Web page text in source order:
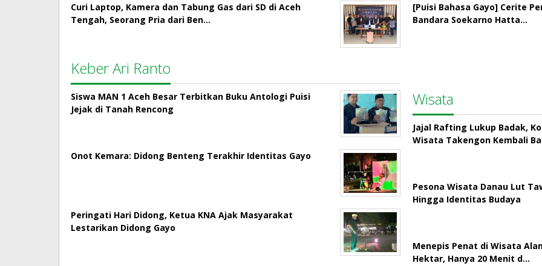
Curi Laptop, Kamera dan Tabung Gas dari SD di Aceh
Tengah, Seorang Pria dari Ben…
Keber Ari Ranto
Siswa MAN 1 Aceh Besar Terbitkan Buku Antologi Puisi
Jejak di Tanah Rencong
Onot Kemara: Didong Benteng Terakhir Identitas Gayo
Peringati Hari Didong, Ketua KNA Ajak Masyarakat
Lestarikan Didong Gayo
[Puisi Bahasa Gayo] Cerite
Bandara Soekarno Hatta…
Wisata
Jajal Rafting Lukup Badak,
Wisata Takengon Kembali
Pesona Wisata Danau Lut
Hingga Identitas Budaya
Menepis Penat di Wisata
Hektar, Hanya 20 Menit d…